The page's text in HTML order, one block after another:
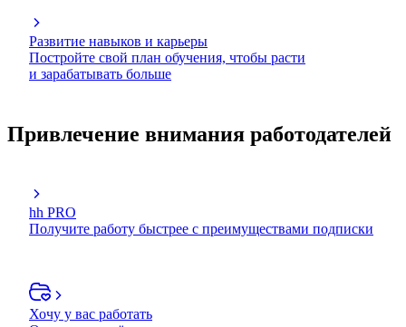
Развитие навыков и карьеры
Постройте свой план обучения, чтобы расти
и зарабатывать больше
Привлечение внимания работодателей
hh PRO
Получите работу быстрее с преимуществами подписки
Хочу у вас работать